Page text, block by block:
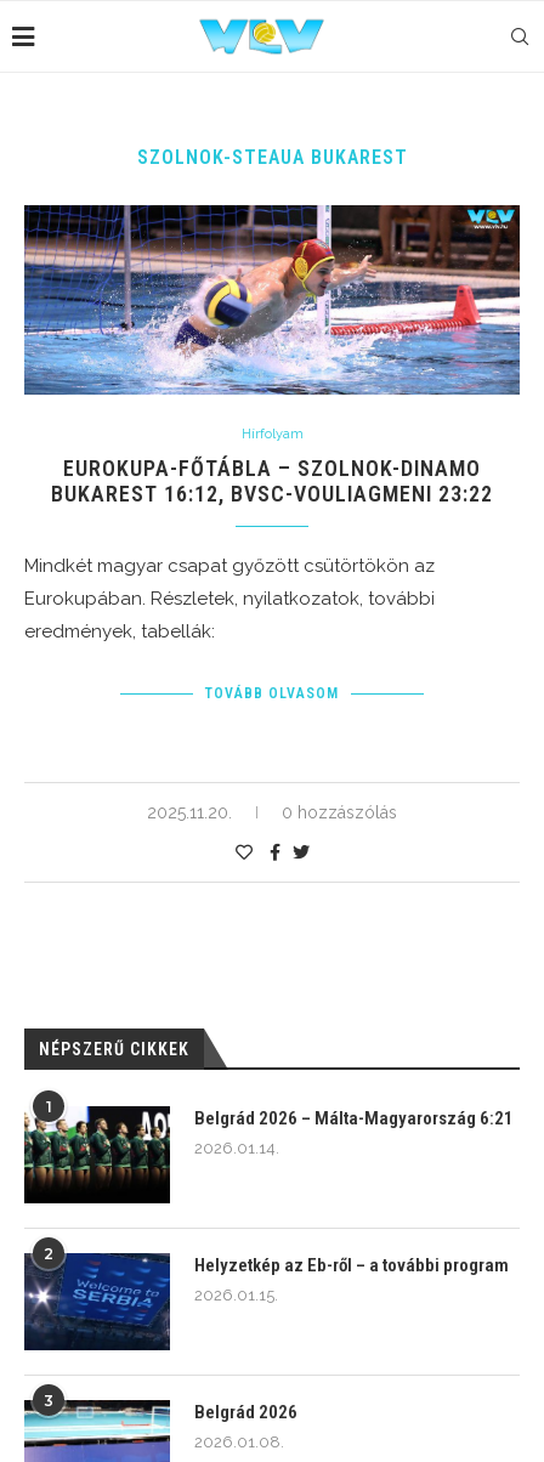
SZOLNOK-STEAUA BUKAREST
Hírfolyam
EUROKUPA-FŐTÁBLA – SZOLNOK-DINAMO
BUKAREST 16:12, BVSC-VOULIAGMENI 23:22
Mindkét magyar csapat győzött csütörtökön az
Eurokupában. Részletek, nyilatkozatok, további
eredmények, tabellák:
TOVÁBB OLVASOM
2025.11.20. 0 hozzászólás
NÉPSZERŰ CIKKEK
1
Belgrád 2026 – Málta-Magyarország 6:21
2026.01.14.
2
Helyzetkép az Eb-ről – a további program
2026.01.15.
3
Belgrád 2026
2026.01.08.